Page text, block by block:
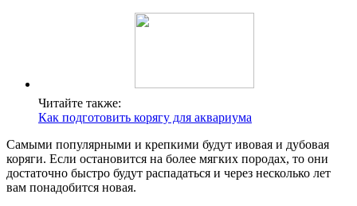
Читайте также:
Как подготовить корягу для аквариума
Самыми популярными и крепкими будут ивовая и дубовая
коряги. Если остановится на более мягких породах, то они
достаточно быстро будут распадаться и через несколько лет
вам понадобится новая.